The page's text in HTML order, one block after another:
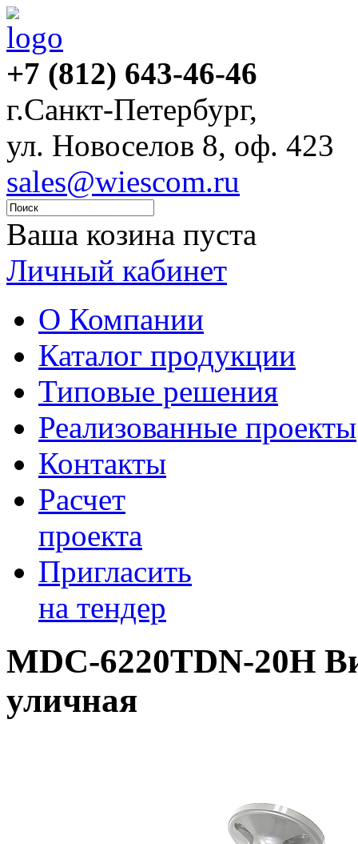
+7 (812) 643-46-46
г.Санкт-Петербург,
ул. Новоселов 8, оф. 423
sales@wiescom.ru
Ваша козина пуста
Личный кабинет
О Компании
Каталог продукции
Типовые решения
Реализованные проекты
Контакты
Расчет
проекта
Пригласить
на тендер
MDC-6220TDN-20Н
уличная